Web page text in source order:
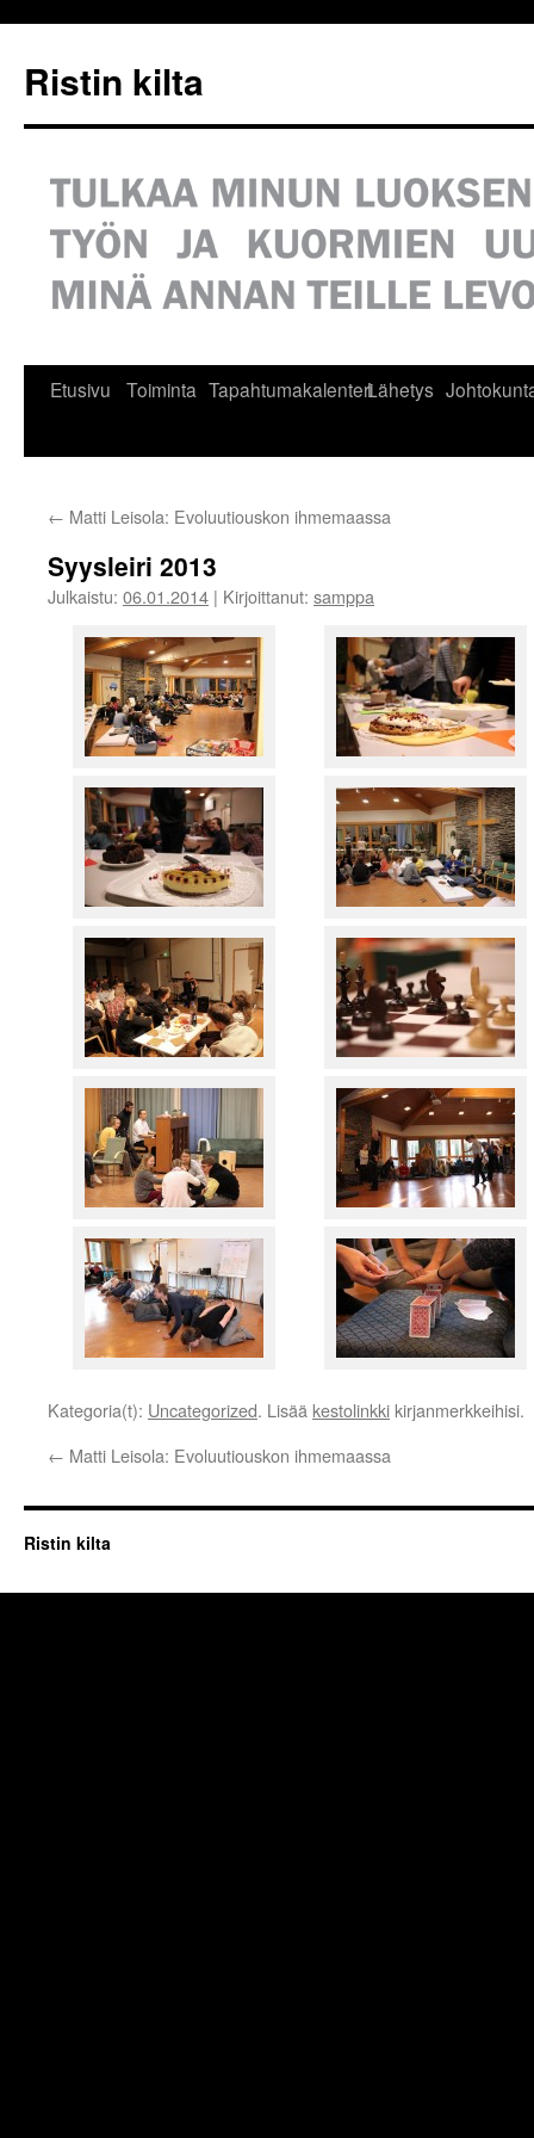
Ristin kilta
Etusivu Toiminta TapahtumakalenteriLähetys
← Matti Leisola: Evoluutiouskon ihmemaassa
Syysleiri 2013
Julkaistu: 06.01.2014 | Kirjoittanut: samppa
Kategoria(t): Uncategorized. Lisää kestolinkki kirjanmerkkeihisi.
← Matti Leisola: Evoluutiouskon ihmemaassa
Ristin kilta